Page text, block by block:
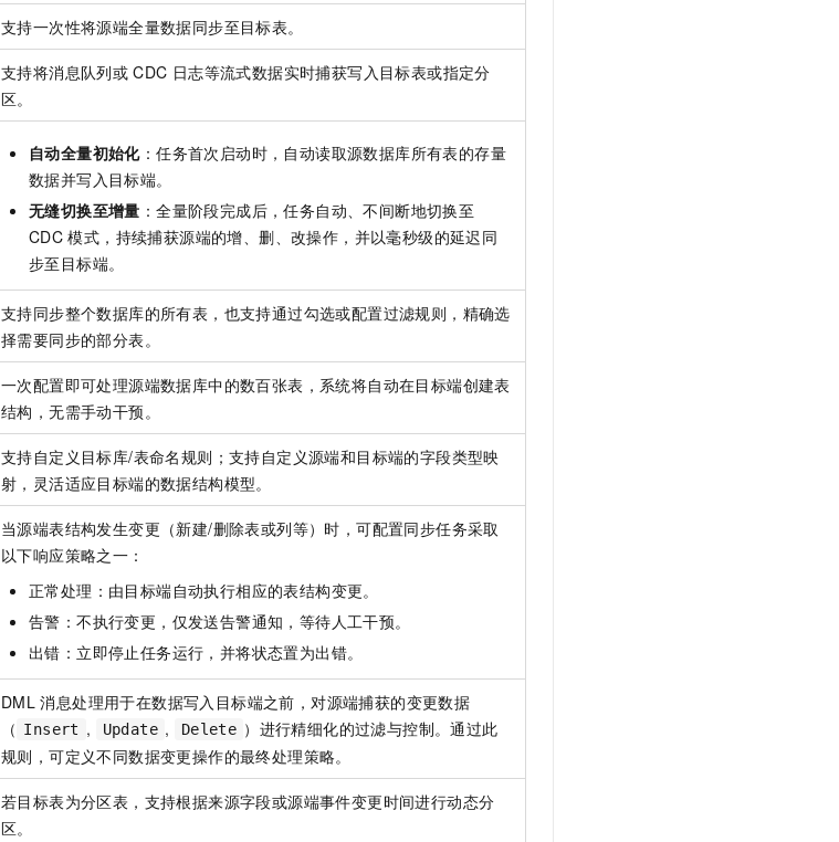
支持一次性将源端全量数据同步至目标表。
支持将消息队列或 CDC 日志等流式数据实时捕获写入目标表或指定分
区。
自动全量初始化：任务首次启动时，自动读取源数据库所有表的存量
数据并写入目标端。
无缝切换至增量 ：全量阶段完成后，任务自动、不间断地切换至
CDC 模式，持续捕获源端的增、删、改操作，并以毫秒级的延迟同
步至目标端。
支持同步整个数据库的所有表，也支持通过勾选或配置过滤规则，精确选
择需要同步的部分表。
一次配置即可处理源端数据库中的数百张表，系统将自动在目标端创建表
结构，无需手动干预。
支持自定义目标库/表命名规则；支持自定义源端和目标端的字段类型映
射，灵活适应目标端的数据结构模型。
当源端表结构发生变更（新建/删除表或列等）时，可配置同步任务采取
以下响应策略之一：
正常处理：由目标端自动执行相应的表结构变更。
告警：不执行变更，仅发送告警通知，等待人工干预。
出错：立即停止任务运行，并将状态置为出错。
DML 消息处理用于在数据写入目标端之前，对源端捕获的变更数据
（ Insert , Update , Delete ）进行精细化的过滤与控制。通过此
规则，可定义不同数据变更操作的最终处理策略。
若目标表为分区表，支持根据来源字段或源端事件变更时间进行动态分
区。